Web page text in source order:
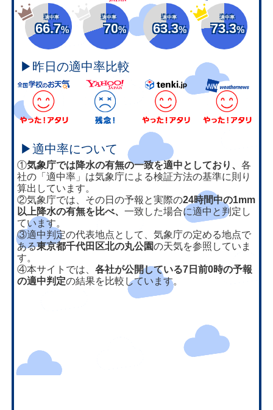
適中率
66.7%
適中率
70%
適中率
63.3%
適中率
73.3%
▶昨日の適中率比較
▶適中率について
①気象庁では降水の有無の一致を適中としており、各
社の「適中率」は気象庁による検証方法の基準に則り
算出しています。
②気象庁では、その日の予報と実際の24時間中の1mm
以上降水の有無を比べ、一致した場合に適中と判定し
ています。
③適中判定の代表地点として、気象庁の定める地点で
ある東京都千代田区北の丸公園の天気を参照していま
す。
④本サイトでは、各社が公開している7日前0時の予報
の適中判定の結果を比較しています。